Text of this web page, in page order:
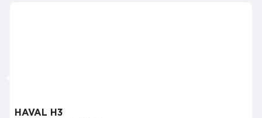
HAVAL H3